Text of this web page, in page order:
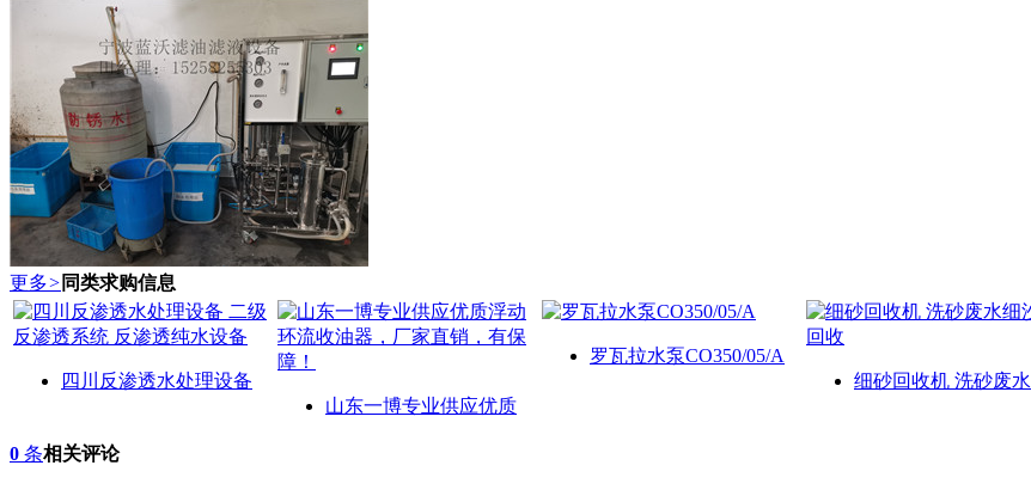
更多> 同类求购信息
四川反渗透水处理设备
山东一博专业供应优质
罗瓦拉水泵CO350/05/A
细砂回收机 洗砂废水
0 条相关评论